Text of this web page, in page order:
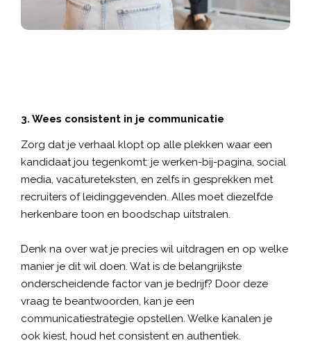
3. Wees consistent in je communicatie
Zorg dat je verhaal klopt op alle plekken waar een
kandidaat jou tegenkomt: je werken-bij-pagina, social
media, vacatureteksten, en zelfs in gesprekken met
recruiters of leidinggevenden. Alles moet diezelfde
herkenbare toon en boodschap uitstralen.
Denk na over wat je precies wil uitdragen en op welke
manier je dit wil doen. Wat is de belangrijkste
onderscheidende factor van je bedrijf? Door deze
vraag te beantwoorden, kan je een
communicatiestrategie opstellen. Welke kanalen je
ook kiest, houd het consistent en authentiek.